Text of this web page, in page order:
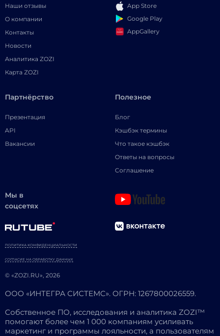
Наши отзывы
О компании
Контакты
Новости
Аналитика ZOZI
Карта ZOZI
App Store
Google Play
AppGallery
Партнёрство
Презентация
API
Вакансии
Полезное
Блог
Кэшбэк термины
Что такое кэшбэк
Ответы на вопросы
Соглашение
Мы в
соцсетях
© «ZOZI.RU», 2026
ПОЛИТИКА КОНФИДЕНЦИАЛЬНОСТИ
СОГЛАСИЕ НА ОБРАБОТКУ ДАННЫХ
ООО «ИНТЕГРА СИСТЕМС». ОГРН: 1267800026559.
Собственное ПО, исследования и аналитика ZOZI™
помогают более чем 1 000 компаниям усиливать
маркетинг и программы лояльности, а пользователям